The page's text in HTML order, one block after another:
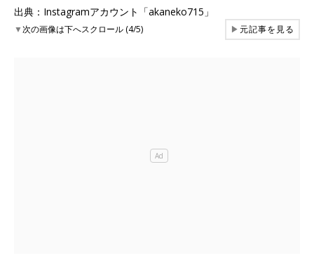
出典：Instagramアカウント「akaneko715」
▼次の画像は下へスクロール (4/5) ▶元記事を見る